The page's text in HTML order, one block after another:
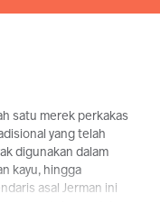
satu merek perkakas
yang telah
digunakan dalam
kayu, hingga
asal Jerman ini